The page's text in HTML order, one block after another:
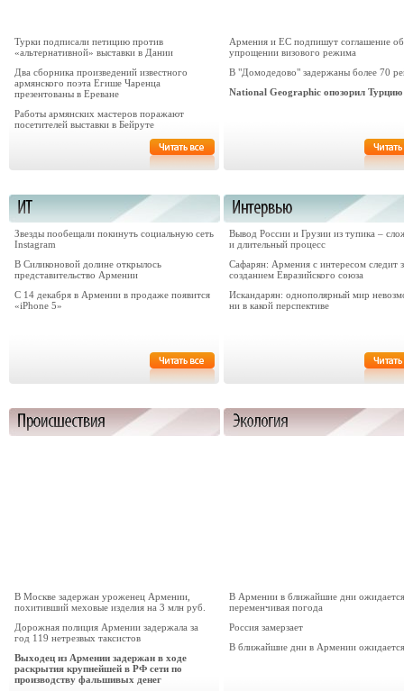
Турки подписали петицию против
«альтернативной» выставки в Дании
Два сборника произведений известного
армянского поэта Егише Чаренца
презентованы в Ереване
Работы армянских мастеров поражают
посетителей выставки в Бейруте
Армения и ЕС подпишут соглашение об
упрощении визового режима
В "Домодедово" задержаны более 70
National Geographic опозорил Турцию
Звезды пообещали покинуть социальную сеть
Instagram
В Силиконовой долине открылось
представительство Армении
С 14 декабря в Армении в продаже появится
«iPhone 5»
Вывод России и Грузии из тупика –
и длительный процесс
Сафарян: Армения с интересом следит
созданием Евразийского союза
Искандарян: однополярный мир
ни в какой перспективе
В Москве задержан уроженец Армении,
похитивший меховые изделия на 3 млн руб.
Дорожная полиция Армении задержала за
год 119 нетрезвых таксистов
Выходец из Армении задержан в ходе
раскрытия крупнейшей в РФ сети по
производству фальшивых денег
В Армении в ближайшие дни ожидается
переменчивая погода
Россия замерзает
В ближайшие дни в Армении